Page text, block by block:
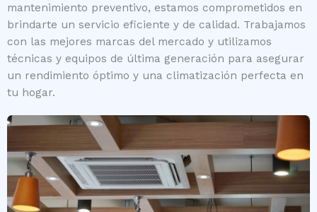
mantenimiento preventivo, estamos comprometidos en
brindarte un servicio eficiente y de calidad. Trabajamos
con las mejores marcas del mercado y utilizamos
técnicas y equipos de última generación para asegurar
un rendimiento óptimo y una climatización perfecta en
tu hogar.